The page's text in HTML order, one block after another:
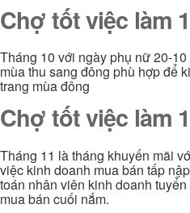
Chợ tốt việc làm
Tháng 10 với ngày phụ nữ 20-
mùa thu sang đông phù hợp để
trang mùa đông
Chợ tốt việc làm
Tháng 11 là tháng khuyến mãi
việc kinh doanh mua bán tấp
toán nhân viên kinh doanh
mua bán cuối nắm.